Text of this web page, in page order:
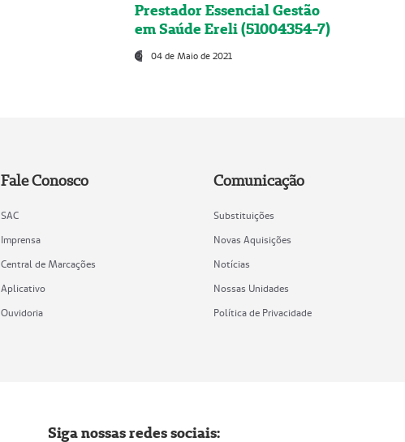
Prestador Essencial Gestão
em Saúde Ereli (51004354-7)
04 de Maio de 2021
Fale Conosco
SAC
Imprensa
Central de Marcações
Aplicativo
Ouvidoria
Comunicação
Substituições
Novas Aquisições
Notícias
Nossas Unidades
Política de Privacidade
Siga nossas redes sociais: